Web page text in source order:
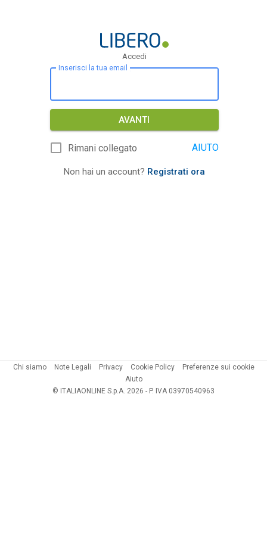
Accedi
Inserisci la tua email
AVANTI
Rimani collegato AIUTO
Non hai un account? Registrati ora
Chi siamo Note Legali Privacy Cookie Policy
Preferenze sui cookie
Aiuto
© ITALIAONLINE S.p.A. 2026 - P. IVA 03970540963